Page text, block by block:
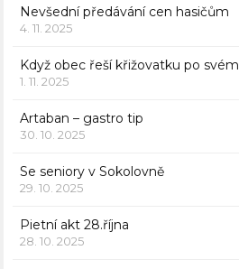
Nevšední předávání cen hasičům
4. 11. 2025
Když obec řeší křižovatku po svém
1. 11. 2025
Artaban – gastro tip
30. 10. 2025
Se seniory v Sokolovně
29. 10. 2025
Pietní akt 28.října
28. 10. 2025